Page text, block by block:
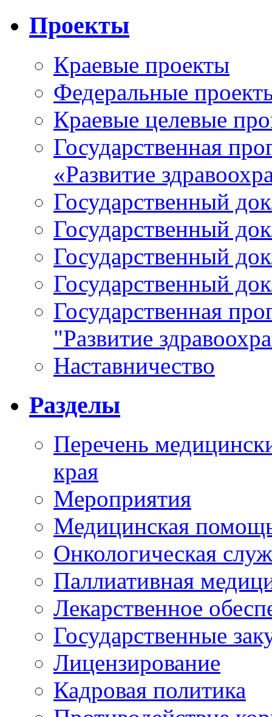
Проекты
Краевые проекты
Федеральные
Краевые целевые
Государственная
«Развитие
Государственный
Государственный
Государственный
Государственный
Государственная
"Развитие
Наставничество
Разделы
Перечень
края
Мероприятия
Медицинская
Онкологическая
Паллиативная
Лекарственное
Государственные
Лицензирование
Кадровая политика